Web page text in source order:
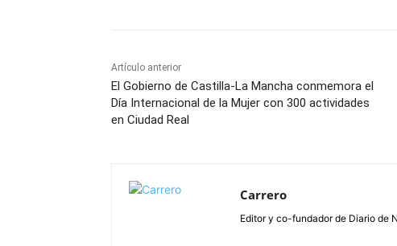
Artículo anterior
El Gobierno de Castilla-La Mancha conmemora el
Día Internacional de la Mujer con 300 actividades
en Ciudad Real
Carrero
Editor y co-fundador de Diario de